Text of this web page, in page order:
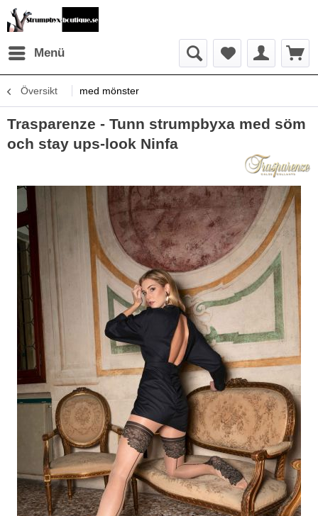
Menü
Översikt med mönster
Trasparenze - Tunn strumpbyxa med söm
och stay ups-look Ninfa